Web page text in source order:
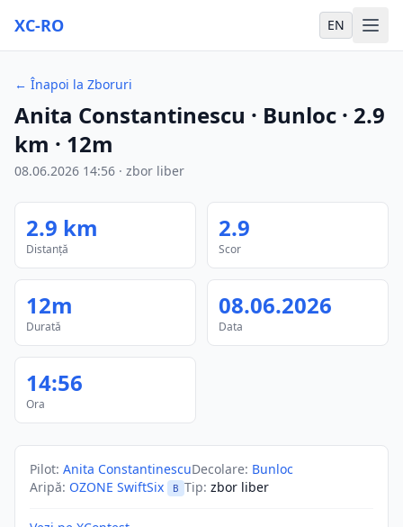
XC-RO EN
← Înapoi la Zboruri
Anita Constantinescu · Bunloc · 2.9
km · 12m
08.06.2026 14:56 · zbor liber
2.9 km
Distanță
2.9
Scor
12m
Durată
08.06.2026
Data
14:56
Ora
Pilot: Anita ConstantinescuDecolare: Bunloc
Aripă: OZONE SwiftSix B Tip: zbor liber